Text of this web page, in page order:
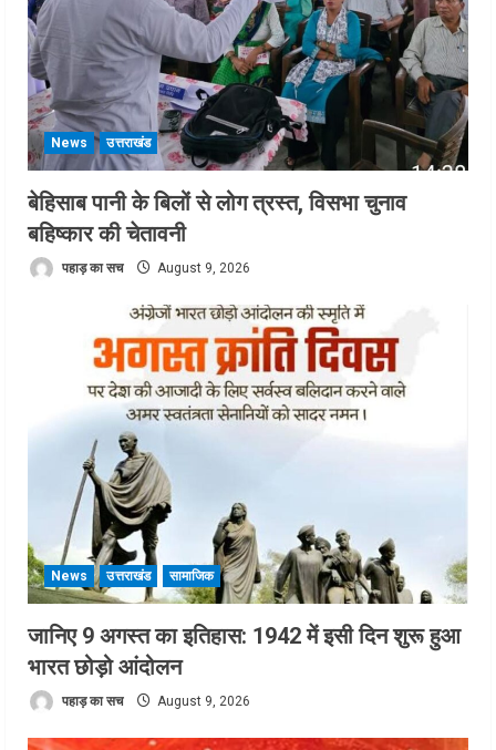
News उत्तराखंड
बेहिसाब पानी के बिलों से लोग त्रस्त, विसभा चुनाव
बहिष्कार की चेतावनी
पहाड़ का सच August 9, 2026
News उत्तराखंड सामाजिक
जानिए 9 अगस्त का इतिहास: 1942 में इसी दिन शुरू हुआ
भारत छोड़ो आंदोलन
पहाड़ का सच August 9, 2026